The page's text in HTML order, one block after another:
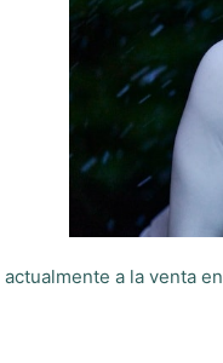
a la venta en